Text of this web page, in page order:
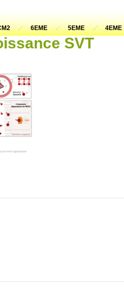
6EME 5EME 4EME
SVT